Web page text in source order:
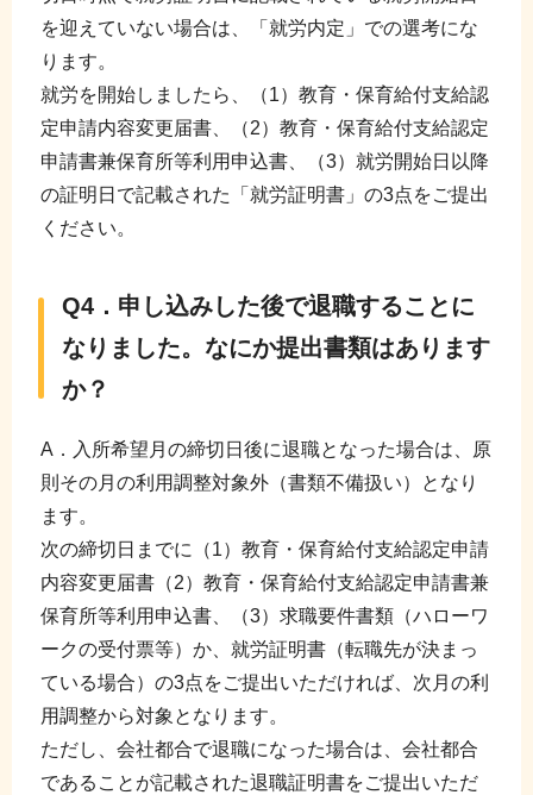
を迎えていない場合は、「就労内定」での選考にな
ります。
就労を開始しましたら、（1）教育・保育給付支給認
定申請内容変更届書、（2）教育・保育給付支給認定
申請書兼保育所等利用申込書、（3）就労開始日以降
の証明日で記載された「就労証明書」の3点をご提出
ください。
Q4．申し込みした後で退職することに
なりました。なにか提出書類はあります
か？
A．入所希望月の締切日後に退職となった場合は、原
則その月の利用調整対象外（書類不備扱い）となり
ます。
次の締切日までに（1）教育・保育給付支給認定申請
内容変更届書（2）教育・保育給付支給認定申請書兼
保育所等利用申込書、（3）求職要件書類（ハローワ
ークの受付票等）か、就労証明書（転職先が決まっ
ている場合）の3点をご提出いただければ、次月の利
用調整から対象となります。
ただし、会社都合で退職になった場合は、会社都合
であることが記載された退職証明書をご提出いただ